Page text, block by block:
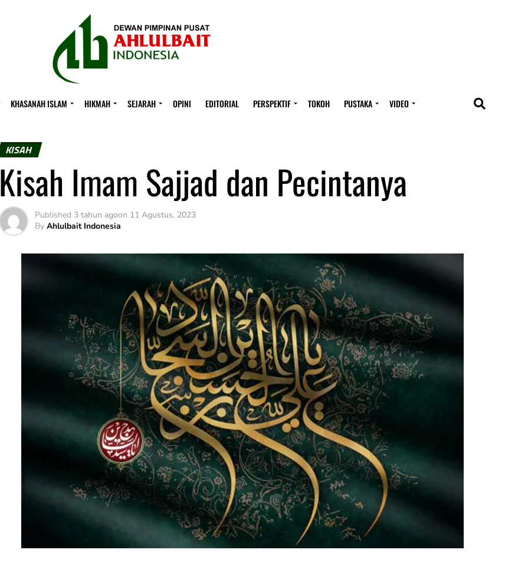
KHASANAH ISLAM HIKMAH SEJARAH OPINI EDITORIAL PERSPEKTIF TOKOH PUSTAKA VIDEO
KISAH
Kisah Imam Sajjad dan Pecintanya
Published 3 tahun agoon 11 Agustus, 2023
By Ahlulbait Indonesia